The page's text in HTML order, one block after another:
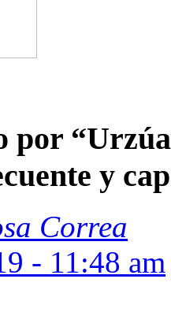
por
y
Correa
- 11:48 am